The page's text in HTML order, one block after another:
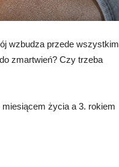
wzbudza przede wszystkim
zmartwień? Czy trzeba
życia a 3. rokiem